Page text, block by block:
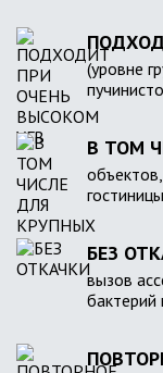
(уровне
В ТОМ
БЕЗ
вызов
бактерий